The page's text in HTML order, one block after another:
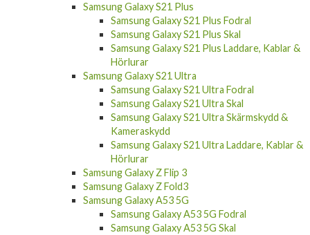
Samsung Galaxy S21 Plus
Samsung Galaxy S21 Plus Fodral
Samsung Galaxy S21 Plus Skal
Samsung Galaxy S21 Plus Laddare, Kablar &
Hörlurar
Samsung Galaxy S21 Ultra
Samsung Galaxy S21 Ultra Fodral
Samsung Galaxy S21 Ultra Skal
Samsung Galaxy S21 Ultra Skärmskydd &
Kameraskydd
Samsung Galaxy S21 Ultra Laddare, Kablar &
Hörlurar
Samsung Galaxy Z Flip 3
Samsung Galaxy Z Fold3
Samsung Galaxy A53 5G
Samsung Galaxy A53 5G Fodral
Samsung Galaxy A53 5G Skal